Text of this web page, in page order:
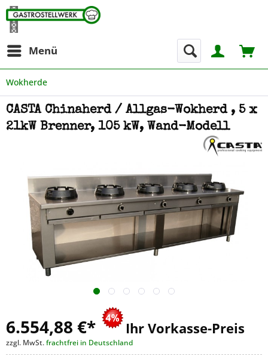
Menü
Wokherde
CASTA Chinaherd / Allgas-Wokherd , 5 x
21kW Brenner, 105 kW, Wand-Modell
6.554,88 €* Ihr Vorkasse-Preis
zzgl. MwSt.frachtfrei in Deutschland